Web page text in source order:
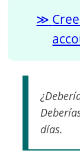
días.